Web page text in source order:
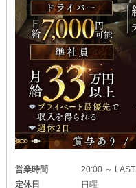
営業時間
20:00 ～ LAST
定休日
日曜